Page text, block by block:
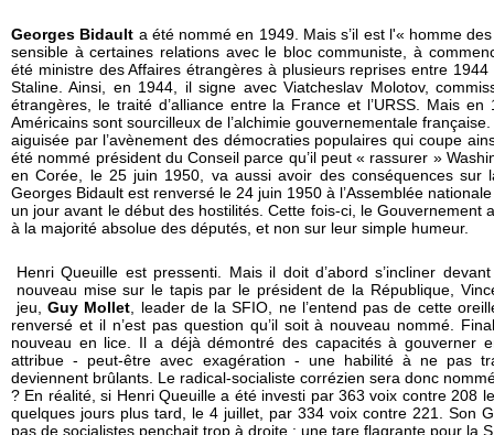
Georges Bidault a été nommé en 1949. Mais s’il est l'« homme
sensible à certaines relations avec le bloc communiste, à
été ministre des Affaires étrangères à plusieurs reprises entre
Staline. Ainsi, en 1944, il signe avec Viatcheslav Molotov,
étrangères, le traité d’alliance entre la France et l’URSS. Mais en
Américains sont sourcilleux de l’alchimie gouvernementale
aiguisée par l’avènement des démocraties populaires qui coupe
été nommé président du Conseil parce qu’il peut « rassurer »
en Corée, le 25 juin 1950, va aussi avoir des conséquences sur
Georges Bidault est renversé le 24 juin 1950 à l’Assemblée
un jour avant le début des hostilités. Cette fois-ci, le Gouvernement
à la majorité absolue des députés, et non sur leur simple humeur.
Henri Queuille est pressenti. Mais il doit d’abord s’incliner
nouveau mise sur le tapis par le président de la République,
jeu,Guy Mollet , leader de la SFIO, ne l’entend pas de cette
renversé et il n’est pas question qu’il soit à nouveau nommé.
nouveau en lice. Il a déjà démontré des capacités à gouverner
attribue - peut-être avec exagération - une habilité à ne pas
deviennent brûlants. Le radical-socialiste corrézien sera donc
? En réalité, si Henri Queuille a été investi par 363 voix contre 208
quelques jours plus tard, le 4 juillet, par 334 voix contre 221. Son
pas de socialistes penchait trop à droite : une tare flagrante pour la